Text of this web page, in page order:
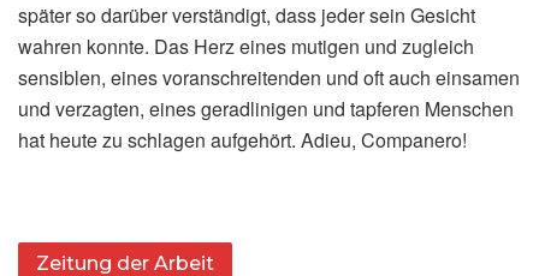
später so darüber verständigt, dass jeder sein Gesicht
wahren konnte. Das Herz eines mutigen und zugleich
sensiblen, eines voranschreitenden und oft auch einsamen
und verzagten, eines geradlinigen und tapferen Menschen
hat heute zu schlagen aufgehört. Adieu, Companero!
Zeitung der Arbeit